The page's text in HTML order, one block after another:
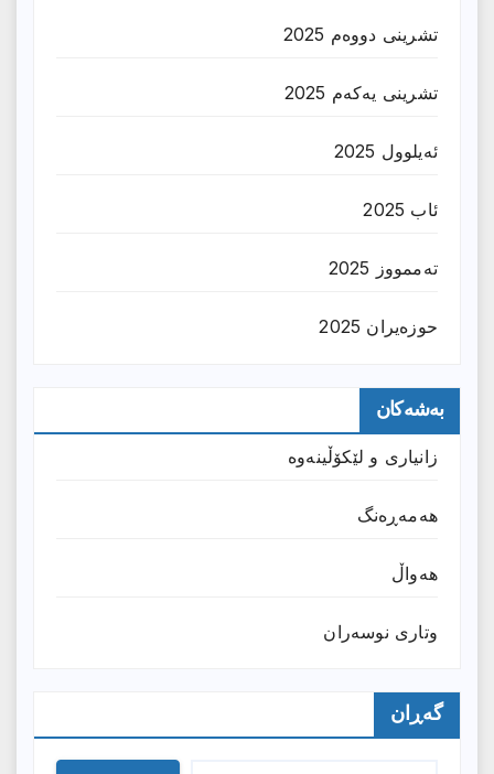
تشرینی دووەم 2025
تشرینی یەکەم 2025
ئەیلوول 2025
ئاب 2025
تەممووز 2025
حوزه‌یران 2025
بەشەکان
زانیارى و لێکۆڵینەوە
هەمەڕەنگ
هەواڵ
وتارى نوسەران
گەڕان